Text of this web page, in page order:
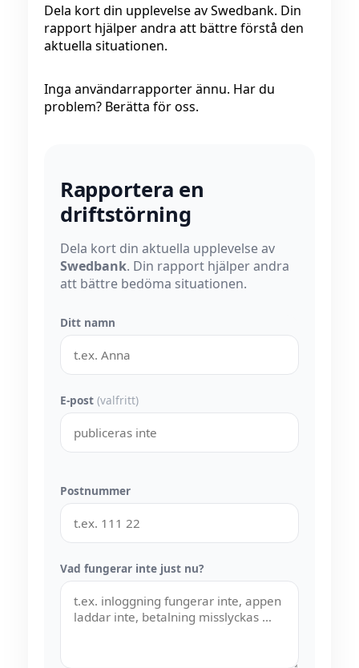
Dela kort din upplevelse av Swedbank. Din
rapport hjälper andra att bättre förstå den
aktuella situationen.
Inga användarrapporter ännu. Har du
problem? Berätta för oss.
Rapportera en
driftstörning
Dela kort din aktuella upplevelse av
Swedbank. Din rapport hjälper andra
att bättre bedöma situationen.
Ditt namn
E-post (valfritt)
Postnummer
Vad fungerar inte just nu?